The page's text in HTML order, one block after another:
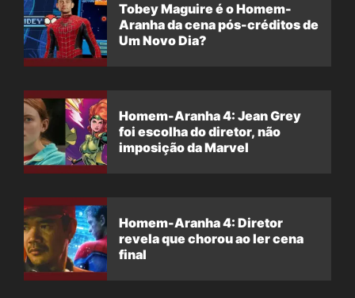
Tobey Maguire é o Homem-
Aranha da cena pós-créditos de
Um Novo Dia?
Homem-Aranha 4: Jean Grey
foi escolha do diretor, não
imposição da Marvel
Homem-Aranha 4: Diretor
revela que chorou ao ler cena
final